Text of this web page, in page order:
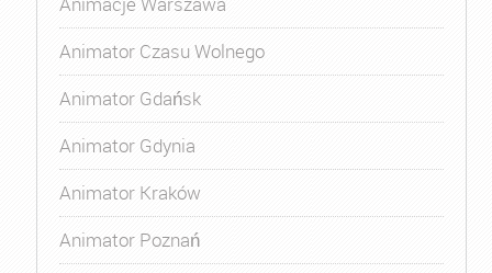
Animator Czasu Wolnego
Animator Gdańsk
Animator Gdynia
Animator Kraków
Animator Poznań